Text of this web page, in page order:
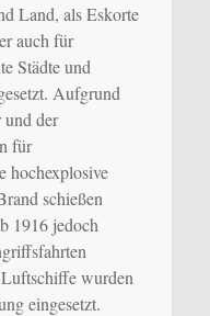
Land, als Eskorte
auch für
Städte und
Aufgrund
und der
für
hochexplosive
schießen
1916 jedoch
wurden
eingesetzt.